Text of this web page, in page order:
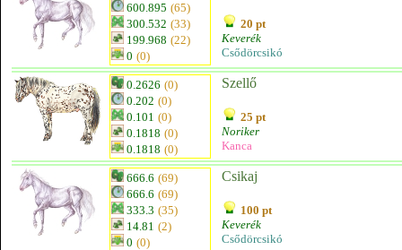
600.895 (65)
300.532 (33)
199.968 (22)
0 (0)
20 pt
Keverék
Csődörcsikó
0.2626 (0)
0.202 (0)
0.101 (0)
0.1818 (0)
0.1818 (0)
Szellő
25 pt
Noriker
Kanca
666.6 (69)
666.6 (69)
333.3 (35)
14.81 (2)
0 (0)
Csikaj
100 pt
Keverék
Csődörcsikó